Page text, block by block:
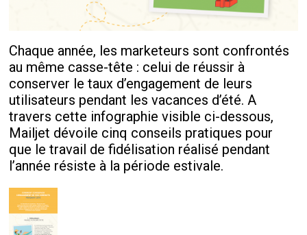
Chaque année, les marketeurs sont confrontés
au même casse-tête : celui de réussir à
conserver le taux d’engagement de leurs
utilisateurs pendant les vacances d’été. A
travers cette infographie visible ci-dessous,
Mailjet dévoile cinq conseils pratiques pour
que le travail de fidélisation réalisé pendant
l’année résiste à la période estivale.